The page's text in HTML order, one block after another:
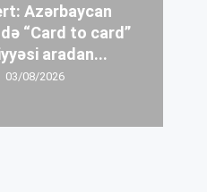
Azərbaycan
“Card to card”
aradan...
03/08/2026